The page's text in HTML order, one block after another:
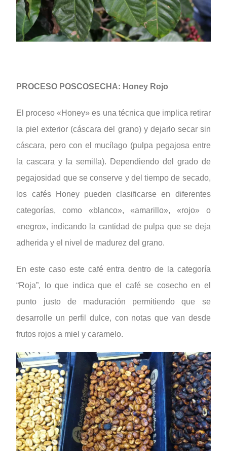
PROCESO POSCOSECHA: Honey Rojo
El proceso «Honey» es una técnica que implica retirar
la piel exterior (cáscara del grano) y dejarlo secar sin
cáscara, pero con el mucílago (pulpa pegajosa entre
la cascara y la semilla). Dependiendo del grado de
pegajosidad que se conserve y del tiempo de secado,
los cafés Honey pueden clasificarse en diferentes
categorías, como «blanco», «amarillo», «rojo» o
«negro», indicando la cantidad de pulpa que se deja
adherida y el nivel de madurez del grano.
En este caso este café entra dentro de la categoría
“Roja”, lo que indica que el café se cosecho en el
punto justo de maduración permitiendo que se
desarrolle un perfil dulce, con notas que van desde
frutos rojos a miel y caramelo.